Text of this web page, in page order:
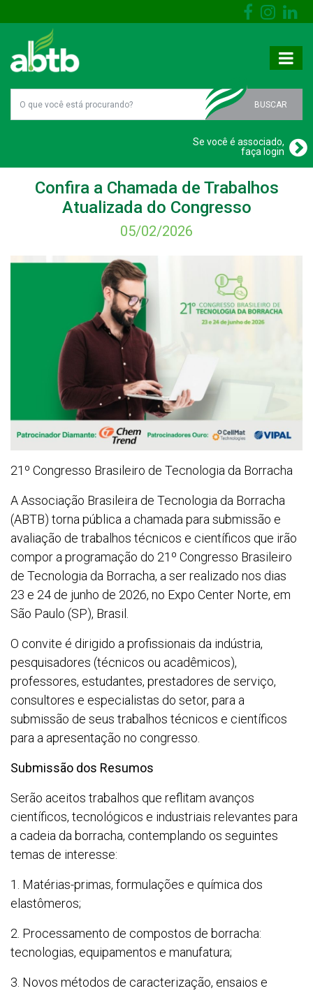
BUSCAR
Se você é associado,
faça login
Confira a Chamada de Trabalhos
Atualizada do Congresso
05/02/2026
21º Congresso Brasileiro de Tecnologia da Borracha
A Associação Brasileira de Tecnologia da Borracha
(ABTB) torna pública a chamada para submissão e
avaliação de trabalhos técnicos e científicos que irão
compor a programação do 21º Congresso Brasileiro
de Tecnologia da Borracha, a ser realizado nos dias
23 e 24 de junho de 2026, no Expo Center Norte, em
São Paulo (SP), Brasil.
O convite é dirigido a profissionais da indústria,
pesquisadores (técnicos ou acadêmicos),
professores, estudantes, prestadores de serviço,
consultores e especialistas do setor, para a
submissão de seus trabalhos técnicos e científicos
para a apresentação no congresso.
Submissão dos Resumos
Serão aceitos trabalhos que reflitam avanços
científicos, tecnológicos e industriais relevantes para
a cadeia da borracha, contemplando os seguintes
temas de interesse:
1. Matérias-primas, formulações e química dos
elastômeros;
2. Processamento de compostos de borracha:
tecnologias, equipamentos e manufatura;
3. Novos métodos de caracterização, ensaios e